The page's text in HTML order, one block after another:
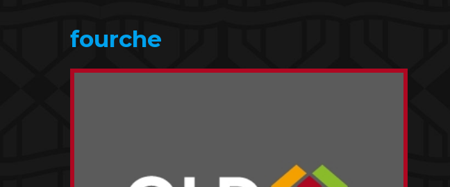
fourche